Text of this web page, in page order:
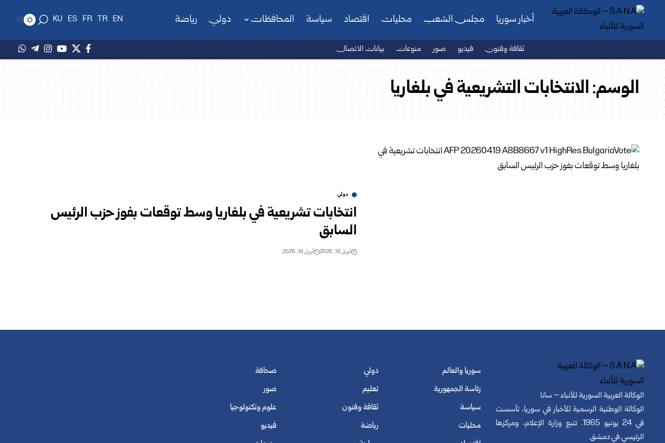
أخبار سوريا مجلس الشعب محليات اقتصاد سياسة المحافظات دولي رياضة EN
TR
FR
ES
KU
ثقافة وفنون فيديو صور منوعات بيانات الاتصال
الوسم:الانتخابات التشريعية في بلغاريا
دولي
انتخابات تشريعية في بلغاريا وسط توقعات بفوز حزب الرئيس
السابق
أبريل 19, 2026 أبريل 19, 2026
الوكالة العربية السورية للأنباء – سانا
الوكالة الوطنية الرسمية للأخبار في سوريا، تأسست
في 24 يونيو 1965. تتبع وزارة الإعلام، ومركزها
الرئيسي في دمشق.
سوريا والعالم
رئاسة الجمهورية
سياسة
محليات
دولي
تعليم
ثقافة وفنون
رياضة
صحافة
صور
علوم وتكنولوجيا
فيديو